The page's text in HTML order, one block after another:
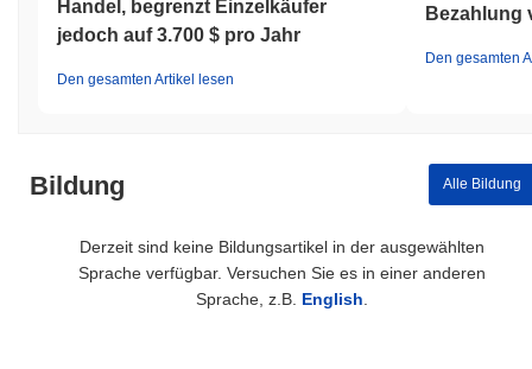
Handel, begrenzt Einzelkäufer
jedoch auf 3.700 $ pro Jahr
Den gesamten Artikel lesen
Bezahlung
Den gesamten
Bildung Alle Bildung
Derzeit sind keine Bildungsartikel in der ausgewählten
Sprache verfügbar. Versuchen Sie es in einer anderen
Sprache, z.B. English